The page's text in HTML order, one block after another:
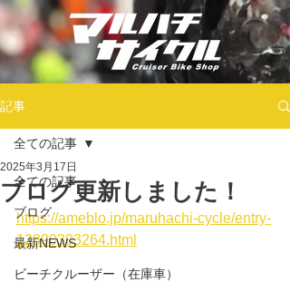
記事
全ての記事
ブログ
最新NEWS
ビーチクルーザー（在庫車）
全ての記事
ブログ更新しました！
2025年3月17日
https://ameblo.jp/maruhachi-cycle/entry-
12890303264.html